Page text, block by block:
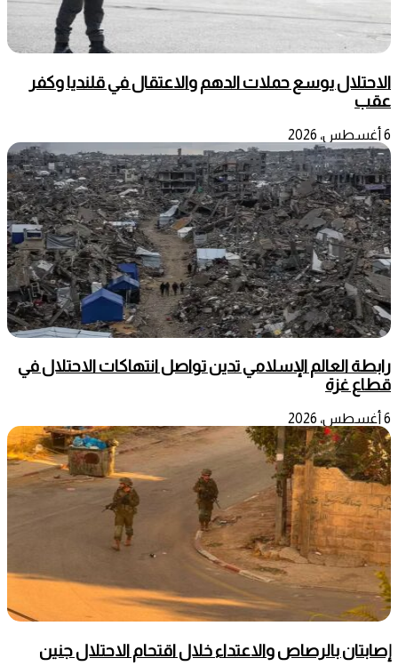
الاحتلال يوسع حملات الدهم والاعتقال في قلنديا وكفر
عقب
6 أغسطس، 2026
رابطة العالم الإسلامي تدين تواصل انتهاكات الاحتلال في
قطاع غزة
6 أغسطس، 2026
إصابتان بالرصاص والاعتداء خلال اقتحام الاحتلال جنين